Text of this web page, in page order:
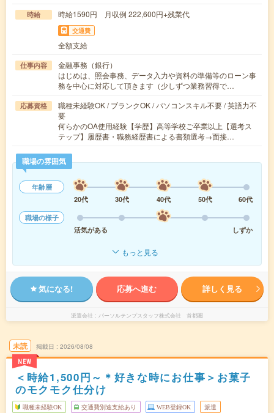
時給 時給1590円 月収例 222,600円+残業代
交通費
全額支給
仕事内容
金融事務（銀行）
はじめは、照会事務、データ入力や資料の準備等のローン事
務を中心に対応して頂きます（少しずつ業務習得で…
応募資格
職種未経験OK / ブランクOK / パソコンスキル不要 / 英語力不
要
何らかのOA使用経験【学歴】高等学校ご卒業以上【選考ス
テップ】履歴書・職務経歴書による書類選考→面接…
職場の雰囲気
年齢層
20代
30代 40代 50代
60代
職場の様子
活気がある
しずか
もっと見る
気になる! 応募へ進む 詳しく見る
派遣会社 パーソルテンプスタッフ株式会社 首都圏
未読
NEW
掲載日 2026/08/08
＜時給1,500円～＊好きな時にお仕事＞お菓子
のモクモク仕分け
職種未経験OK 交通費別途支給あり WEB登録OK 派遣